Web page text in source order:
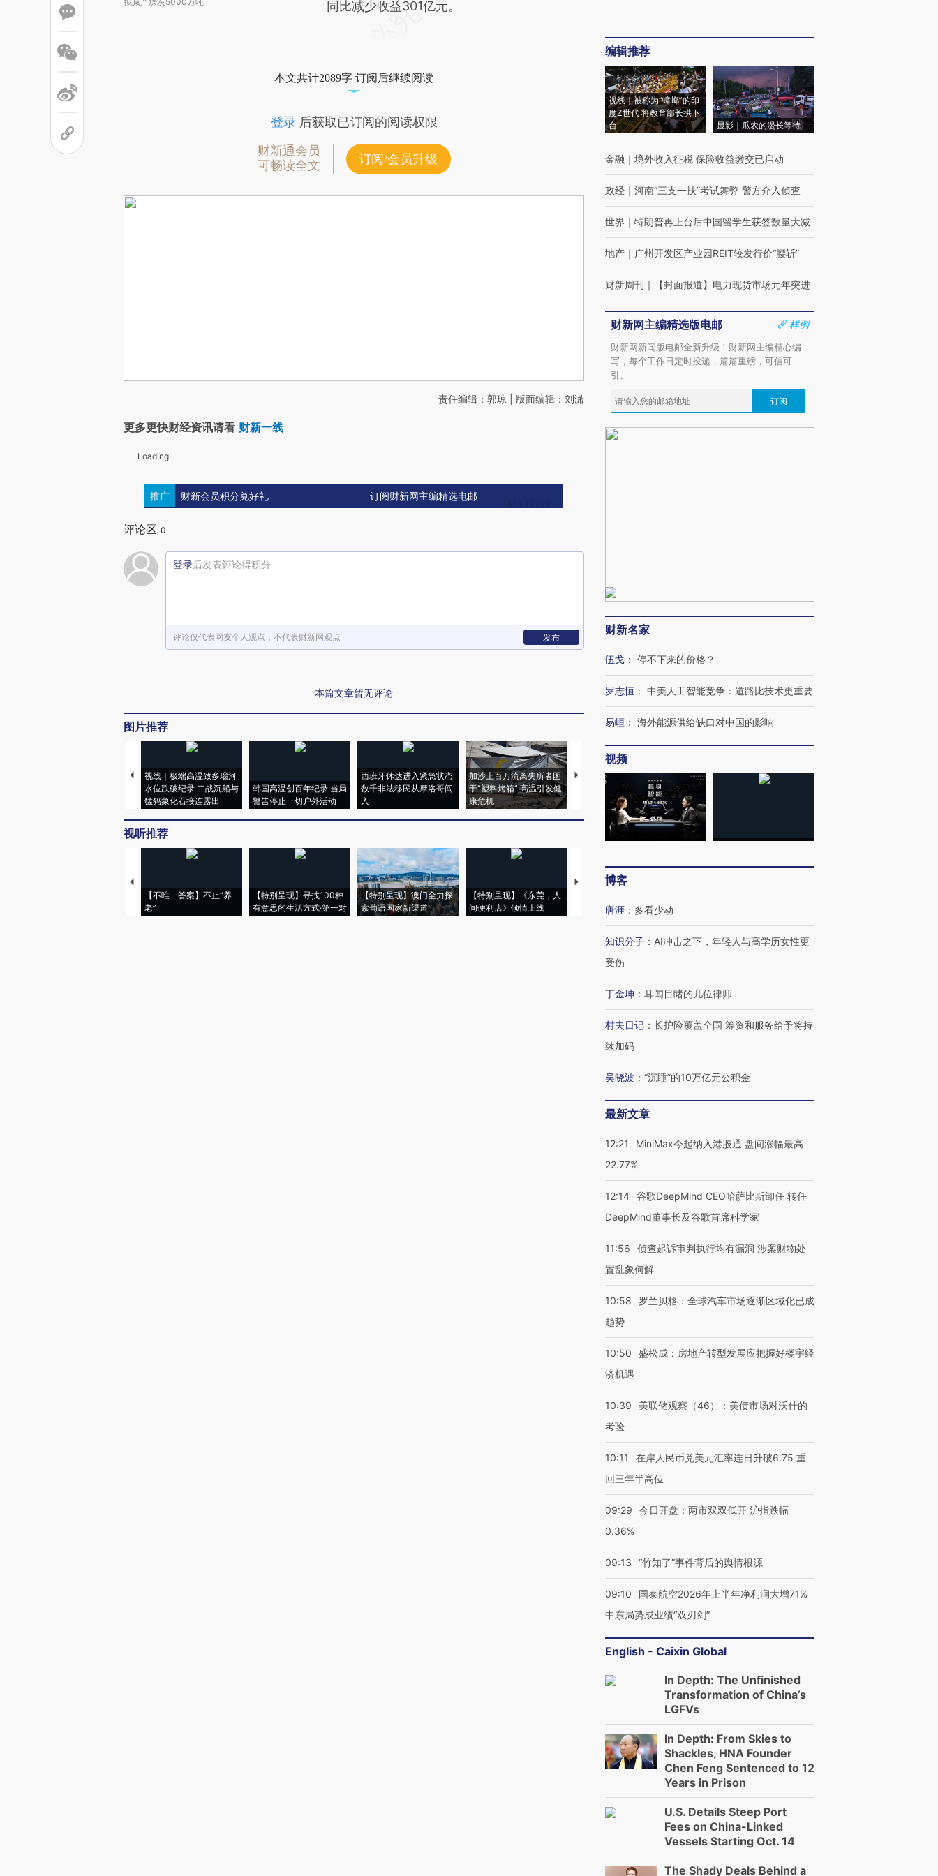
同比减少收益301亿元。
本文共计2089字 订阅后继续阅读
登录后获取已订阅的阅读权限
财新通会员
可畅读全文
订阅/会员升级
责任编辑：郭琼 | 版面编辑：刘潇
更多更快财经资讯请看 财新一线
Loading...
推广 财新会员积分兑好礼 订阅财新网主编精选电邮
评论区 0
登录后发表评论得积分
评论仅代表网友个人观点，不代表财新网观点 发布
本篇文章暂无评论
图片推荐
视线｜极端高温致多瑙河
水位跌破纪录 二战沉船与
猛犸象化石接连露出
韩国高温创百年纪录 当局
警告停止一切户外活动
西班牙休达进入紧急状态
数千非法移民从摩洛哥闯
入
加沙上百万流离失所者困
于“塑料烤箱” 高温引发健
康危机
马航飞行员跨国走私7万
粒摇头丸 尿检体内含3种
要防空导弹“救急”
视听推荐
【不唯一答案】不止“养
老”
【特别呈现】寻找100种
有意思的生活方式·第一对
【特别呈现】澳门全力探
索葡语国家新渠道
【特别呈现】《东莞，人
间便利店》倾情上线
【推广】走进第四届链博
编辑推荐
视线｜被称为“蟑螂”的印
度Z世代 将教育部长拱下
台
显影｜瓜农的漫长等待
金融 ｜ 境外收入征税 保险收益缴交已启动
政经 ｜ 河南“三支一扶”考试舞弊 警方介入侦查
世界 ｜ 特朗普再上台后中国留学生获签数量大减
地产 ｜ 广州开发区产业园REIT较发行价“腰斩”
财新周刊 ｜ 【封面报道】电力现货市场元年突进
财新网主编精选版电邮
样例
财新网新闻版电邮全新升级！财新网主编精心编
写，每个工作日定时投递，篇篇重磅，可信可
引。
订阅
财新名家
伍戈 ： 停不下来的价格？
罗志恒 ： 中美人工智能竞争：道路比技术更重要
易峘 ： 海外能源供给缺口对中国的影响
视频
博客
唐涯 ： 多看少动
知识分子 ： AI冲击之下，年轻人与高学历女性更
受伤
丁金坤 ： 耳闻目睹的几位律师
村夫日记 ： 长护险覆盖全国 筹资和服务给予将持
续加码
吴晓波 ： “沉睡”的10万亿元公积金
最新文章
12:21
MiniMax今起纳入港股通 盘间涨幅最高
22.77%
12:14 谷歌DeepMind CEO哈萨比斯卸任 转任
DeepMind董事长及谷歌首席科学家
11:56
侦查起诉审判执行均有漏洞 涉案财物处
置乱象何解
10:58
罗兰贝格：全球汽车市场逐渐区域化已成
趋势
10:50
盛松成：房地产转型发展应把握好楼宇经
济机遇
10:39
美联储观察（46）：美债市场对沃什的
考验
10:11
在岸人民币兑美元汇率连日升破6.75 重
回三年半高位
09:29
今日开盘：两市双双低开 沪指跌幅
0.36%
09:13 “竹知了”事件背后的舆情根源
09:10
国泰航空2026年上半年净利润大增71%
中东局势成业绩“双刃剑”
English - Caixin Global
In Depth: The Unfinished
Transformation of China’s
LGFVs
In Depth: From Skies to
Shackles, HNA Founder
Chen Feng Sentenced to 12
Years in Prison
U.S. Details Steep Port
Fees on China-Linked
Vessels Starting Oct. 14
The Shady Deals Behind a